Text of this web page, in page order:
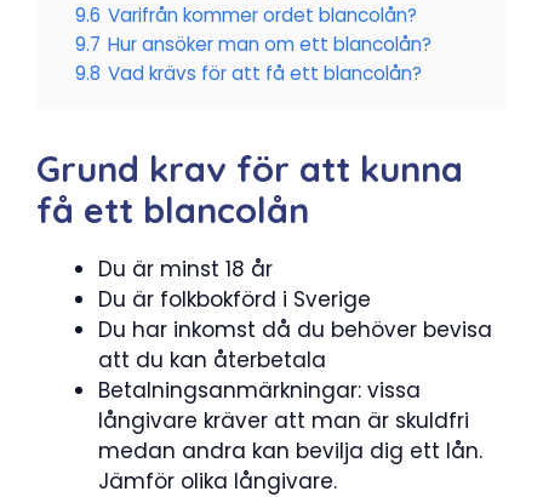
9.6 Varifrån kommer ordet blancolån?
9.7 Hur ansöker man om ett blancolån?
9.8 Vad krävs för att få ett blancolån?
Grund krav för att kunna
få ett blancolån
Du är minst 18 år
Du är folkbokförd i Sverige
Du har inkomst då du behöver bevisa
att du kan återbetala
Betalningsanmärkningar: vissa
långivare kräver att man är skuldfri
medan andra kan bevilja dig ett lån.
Jämför olika långivare.